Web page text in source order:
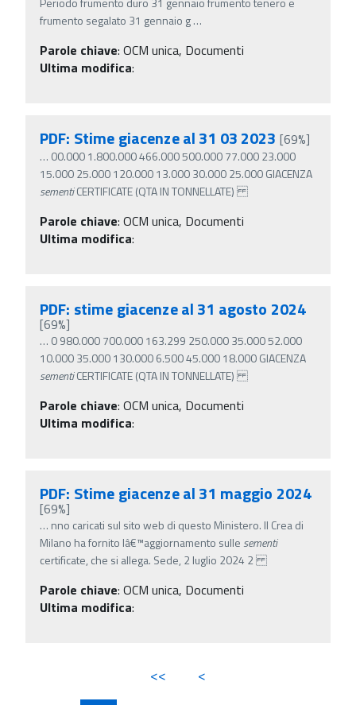
frumento segalato 31 gennaio g…
Parole chiave: OCM unica, Documenti
Ultima modifica:
PDF: Stime giacenze al 31 03 2023 [69%]
… 00.000 1.800.000 466.000 500.000 77.000 23.000
15.000 25.000 120.000 13.000 30.000 25.000 GIACENZA
sementiCERTIFICATE (QTA IN TONNELLATE)
Parole chiave: OCM unica, Documenti
Ultima modifica:
PDF: stime giacenze al 31 agosto 2024
[69%]
… 0 980.000 700.000 163.299 250.000 35.000 52.000
10.000 35.000 130.000 6.500 45.000 18.000 GIACENZA
sementiCERTIFICATE (QTA IN TONNELLATE)
Parole chiave: OCM unica, Documenti
Ultima modifica:
PDF: Stime giacenze al 31 maggio 2024
[69%]
… nno caricati sul sito web di questo Ministero. Il Crea di
Milano ha fornito lâ€™aggiornamento sulle sementi
certificate, che si allega. Sede, 2 luglio 2024 2
Parole chiave: OCM unica, Documenti
Ultima modifica:
<< <